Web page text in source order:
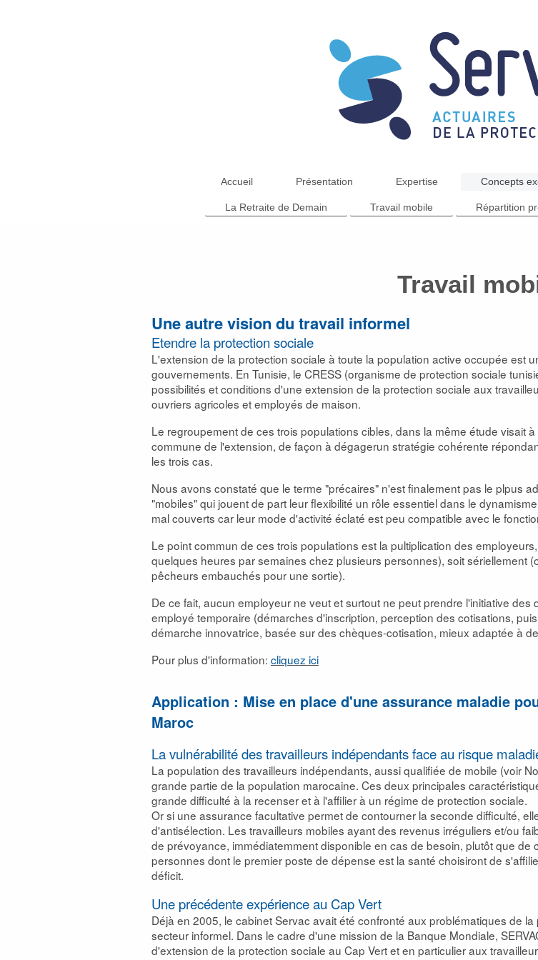
Accueil Présentation Expertise Concepts
La Retraite de Demain Travail mobile Répartition
Travail
Une autre vision du travail informel
Etendre la protection sociale
L'extension de la protection sociale à toute la population active occupée est
gouvernements. En Tunisie, le CRESS (organisme de protection sociale
possibilités et conditions d'une extension de la protection sociale aux
ouvriers agricoles et employés de maison.
Le regroupement de ces trois populations cibles, dans la même étude visait
commune de l'extension, de façon à dégagerun stratégie cohérente
les trois cas.
Nous avons constaté que le terme "précaires" n'est finalement pas le plpus
"mobiles" qui jouent de part leur flexibilité un rôle essentiel dans le
mal couverts car leur mode d'activité éclaté est peu compatible avec le
Le point commun de ces trois populations est la pultiplication des
quelques heures par semaines chez plusieurs personnes), soit sériellement
pêcheurs embauchés pour une sortie).
De ce fait, aucun employeur ne veut et surtout ne peut prendre l'initiative
employé temporaire (démarches d'inscription, perception des cotisations,
démarche innovatrice, basée sur des chèques-cotisation, mieux adaptée à
Pour plus d'information: cliquez ici
Application : Mise en place d'une assurance maladie
Maroc
La vulnérabilité des travailleurs indépendants face au risque
La population des travailleurs indépendants, aussi qualifiée de mobile (voir
grande partie de la population marocaine. Ces deux principales
grande difficulté à la recenser et à l'affilier à un régime de protection sociale.
Or si une assurance facultative permet de contourner la seconde difficulté,
d'antisélection. Les travailleurs mobiles ayant des revenus irréguliers et/ou
de prévoyance, immédiatemment disponible en cas de besoin, plutôt que de
personnes dont le premier poste de dépense est la santé choisiront de
déficit.
Une précédente expérience au Cap Vert
Déjà en 2005, le cabinet Servac avait été confronté aux problématiques de
secteur informel. Dans le cadre d'une mission de la Banque Mondiale,
d'extension de la protection sociale au Cap Vert et en particulier aux